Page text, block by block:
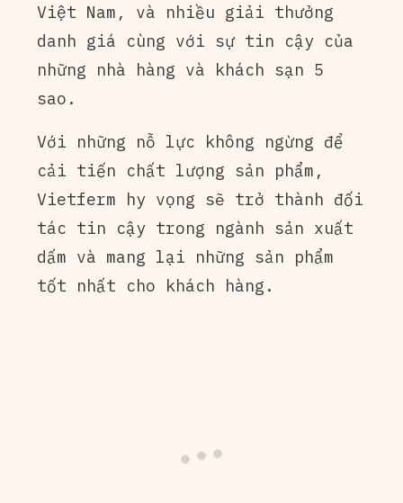
Việt Nam, và nhiều giải thưởng
danh giá cùng với sự tin cậy của
những nhà hàng và khách sạn 5
sao.
Với những nỗ lực không ngừng để
cải tiến chất lượng sản phẩm,
Vietferm hy vọng sẽ trở thành đối
tác tin cậy trong ngành sản xuất
dấm và mang lại những sản phẩm
tốt nhất cho khách hàng.